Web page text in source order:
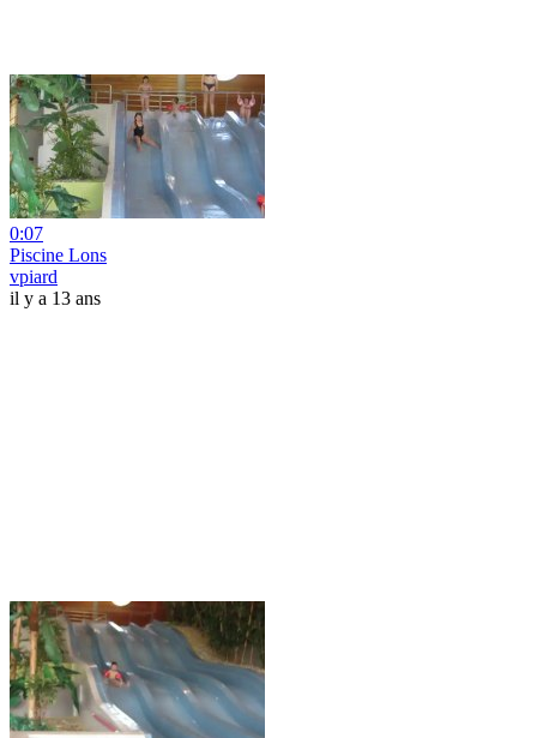
0:07
Piscine Lons
vpiard
il y a 13 ans